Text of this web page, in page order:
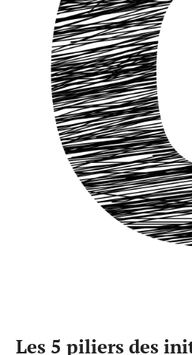
Les 5 piliers des